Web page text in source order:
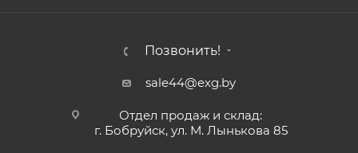
Позвонить!
sale44@exg.by
Отдел продаж и склад:
г. Бобруйск, ул. М. Лынькова 85